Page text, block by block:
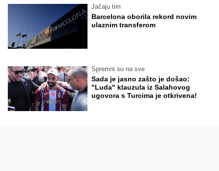
Jačaju tim
Barcelona oborila rekord novim
ulaznim transferom
Spremni su na sve
Sada je jasno zašto je došao:
"Luda" klauzula iz Salahovog
ugovora s Turcima je otkrivena!